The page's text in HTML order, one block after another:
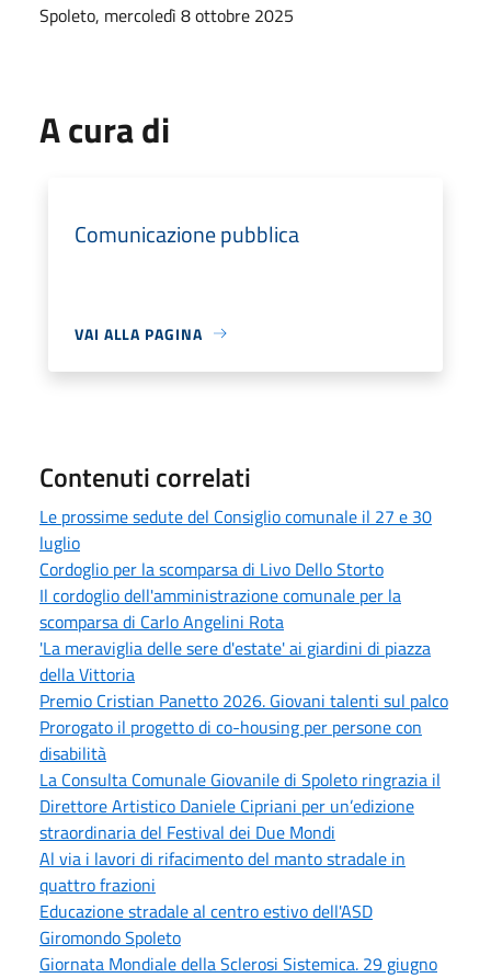
Spoleto, mercoledì 8 ottobre 2025
A cura di
Comunicazione pubblica
VAI ALLA PAGINA
Contenuti correlati
Le prossime sedute del Consiglio comunale il 27 e 30
luglio
Cordoglio per la scomparsa di Livo Dello Storto
Il cordoglio dell'amministrazione comunale per la
scomparsa di Carlo Angelini Rota
'La meraviglia delle sere d'estate' ai giardini di piazza
della Vittoria
Premio Cristian Panetto 2026. Giovani talenti sul palco
Prorogato il progetto di co-housing per persone con
disabilità
La Consulta Comunale Giovanile di Spoleto ringrazia il
Direttore Artistico Daniele Cipriani per un’edizione
straordinaria del Festival dei Due Mondi
Al via i lavori di rifacimento del manto stradale in
quattro frazioni
Educazione stradale al centro estivo dell'ASD
Giromondo Spoleto
Giornata Mondiale della Sclerosi Sistemica. 29 giugno